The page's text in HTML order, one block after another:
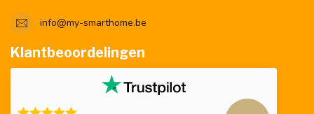
info@my-smarthome.be
Klantbeoordelingen